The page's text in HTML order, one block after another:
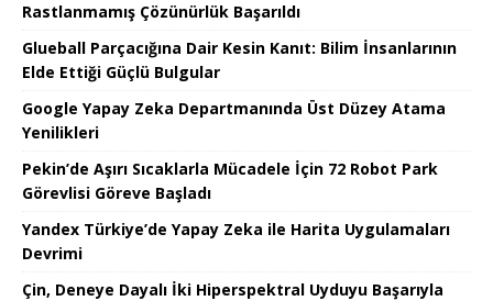
Rastlanmamış Çözünürlük Başarıldı
Glueball Parçacığına Dair Kesin Kanıt: Bilim İnsanlarının
Elde Ettiği Güçlü Bulgular
Google Yapay Zeka Departmanında Üst Düzey Atama
Yenilikleri
Pekin’de Aşırı Sıcaklarla Mücadele İçin 72 Robot Park
Görevlisi Göreve Başladı
Yandex Türkiye’de Yapay Zeka ile Harita Uygulamaları
Devrimi
Çin, Deneye Dayalı İki Hiperspektral Uyduyu Başarıyla